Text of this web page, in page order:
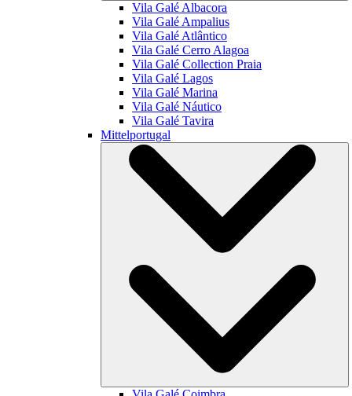
Vila Galé Albacora
Vila Galé Ampalius
Vila Galé Atlântico
Vila Galé Cerro Alagoa
Vila Galé Collection Praia
Vila Galé Lagos
Vila Galé Marina
Vila Galé Náutico
Vila Galé Tavira
Mittelportugal